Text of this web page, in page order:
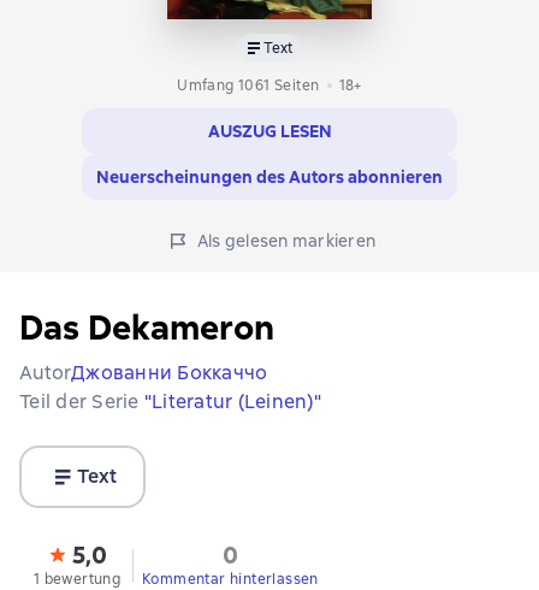
Text
Umfang 1061 Seiten
18+
AUSZUG LESEN
Neuerscheinungen des Autors abonnieren
Als gelesen markieren
Das Dekameron
AutorДжованни Боккаччо
Teil der Serie "Literatur (Leinen)"
Text
5,0
1 bewertung
0
Kommentar hinterlassen